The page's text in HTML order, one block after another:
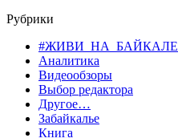
Рубрики
#ЖИВИ_НА_БАЙКАЛЕ
Аналитика
Видеообзоры
Выбор редактора
Другое…
Забайкалье
Книга